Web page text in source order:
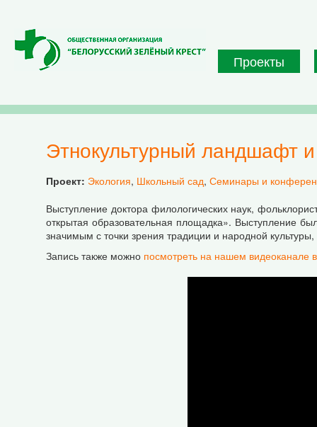
Проекты
Этнокультурный ландшафт
Проект: Экология, Школьный сад, Семинары и
Выступление доктора филологических наук,
открытая образовательная площадка». Выступление
значимым с точки зрения традиции и народной
Запись также можно посмотреть на нашем видеоканале